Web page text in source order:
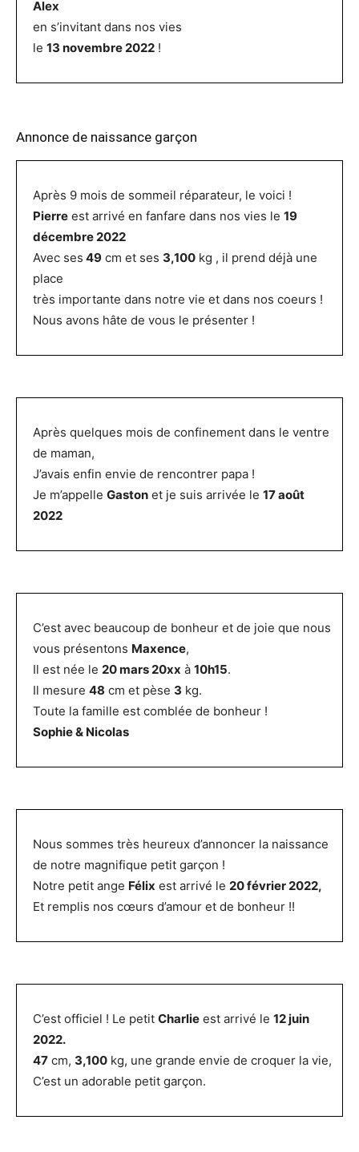
Alex
en s’invitant dans nos vies
le 13 novembre 2022 !
Annonce de naissance garçon
Après 9 mois de sommeil réparateur, le voici !
Pierre est arrivé en fanfare dans nos vies le 19
décembre 2022
Avec ses 49 cm et ses 3,100 kg , il prend déjà une
place
très importante dans notre vie et dans nos coeurs !
Nous avons hâte de vous le présenter !
Après quelques mois de confinement dans le ventre
de maman,
J’avais enfin envie de rencontrer papa !
Je m’appelle Gaston et je suis arrivée le 17 août
2022
C’est avec beaucoup de bonheur et de joie que nous
vous présentons Maxence,
Il est née le 20 mars 20xx à 10h15.
Il mesure 48 cm et pèse 3 kg.
Toute la famille est comblée de bonheur !
Sophie & Nicolas
Nous sommes très heureux d’annoncer la naissance
de notre magnifique petit garçon !
Notre petit ange Félix est arrivé le 20 février 2022,
Et remplis nos cœurs d’amour et de bonheur !!
C’est officiel ! Le petit Charlie est arrivé le 12 juin
2022.
47 cm, 3,100 kg, une grande envie de croquer la vie,
C’est un adorable petit garçon.